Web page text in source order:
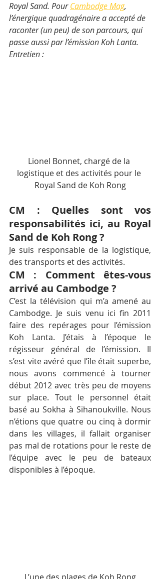
Royal Sand. Pour Cambodge Mag,
l’énergique quadragénaire a accepté de
raconter (un peu) de son parcours, qui
passe aussi par l’émission Koh Lanta.
Entretien :
Lionel Bonnet, chargé de la
logistique et des activités pour le
Royal Sand de Koh Rong
CM : Quelles sont vos
responsabilités ici, au Royal
Sand de Koh Rong ?
Je suis responsable de la logistique,
des transports et des activités.
CM : Comment êtes-vous
arrivé au Cambodge ?
C’est la télévision qui m’a amené au
Cambodge. Je suis venu ici fin 2011
faire des repérages pour l’émission
Koh Lanta. J’étais à l’époque le
régisseur général de l’émission. Il
s’est vite avéré que l’île était superbe,
nous avons commencé à tourner
début 2012 avec très peu de moyens
sur place. Tout le personnel était
basé au Sokha à Sihanoukville. Nous
n’étions que quatre ou cinq à dormir
dans les villages, il fallait organiser
pas mal de rotations pour le reste de
l’équipe avec le peu de bateaux
disponibles à l’époque.